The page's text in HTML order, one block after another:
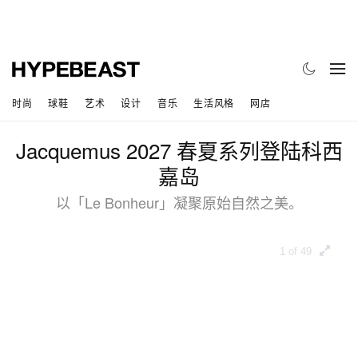
时尚 球鞋 艺术 设计 音乐 生活风格 网店
Jacquemus 2027 春夏系列登陆科西
嘉岛
以「Le Bonheur」凝聚原始自然之美。
1 of 49